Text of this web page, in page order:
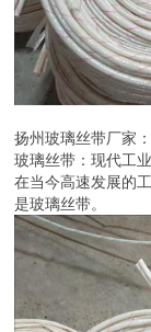
扬州玻璃丝带厂家
玻璃丝带：现代工
在当今高速发展的
是玻璃丝带。